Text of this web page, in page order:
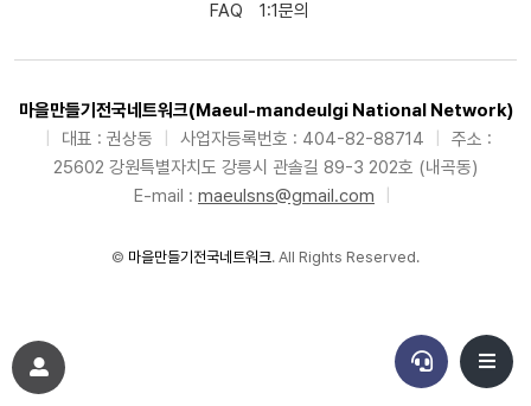
FAQ
1:1문의
마을만들기전국네트워크(Maeul-mandeulgi National Network)
대표 : 권상동 사업자등록번호 : 404-82-88714
주소 :
25602 강원특별자치도 강릉시 관솔길 89-3 202호 (내곡동)
E-mail : maeulsns@gmail.com
© 마을만들기전국네트워크. All Rights Reserved.